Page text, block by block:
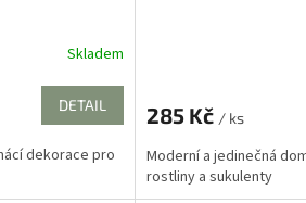
Skladem
DETAIL
dekorace pro
285 Kč / ks
Moderní a jedinečná
rostliny a sukulenty